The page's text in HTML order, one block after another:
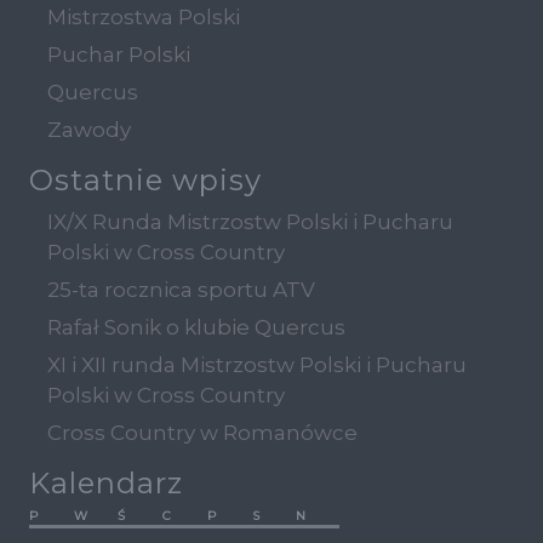
Mistrzostwa Polski
Puchar Polski
Quercus
Zawody
Ostatnie wpisy
IX/X Runda Mistrzostw Polski i Pucharu
Polski w Cross Country
25-ta rocznica sportu ATV
Rafał Sonik o klubie Quercus
XI i XII runda Mistrzostw Polski i Pucharu
Polski w Cross Country
Cross Country w Romanówce
Kalendarz
P W Ś C P S N